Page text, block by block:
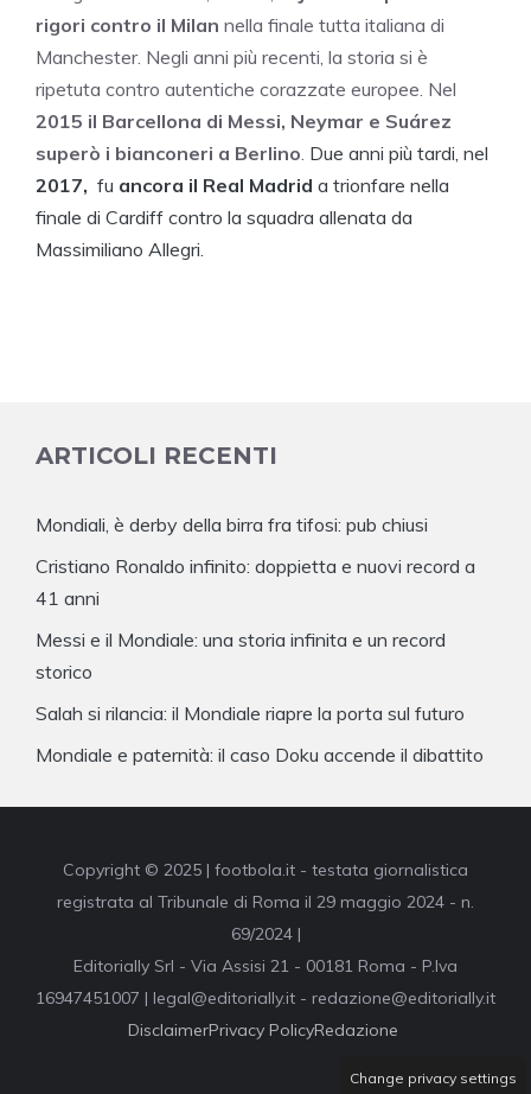
rigori contro il Milan nella finale tutta italiana di
Manchester. Negli anni più recenti, la storia si è
ripetuta contro autentiche corazzate europee. Nel
2015 il Barcellona di Messi, Neymar e Suárez
superò i bianconeri a Berlino Due anni più tardi, nel
2017, fu ancora il Real Madrid a trionfare nella
finale di Cardiff contro la squadra allenata da
Massimiliano Allegri.
ARTICOLI RECENTI
Mondiali, è derby della birra fra tifosi: pub chiusi
Cristiano Ronaldo infinito: doppietta e nuovi record a
41 anni
Messi e il Mondiale: una storia infinita e un record
storico
Salah si rilancia: il Mondiale riapre la porta sul futuro
Mondiale e paternità: il caso Doku accende il dibattito
Copyright © 2025 | footbola.it - testata giornalistica
registrata al Tribunale di Roma il 29 maggio 2024 - n.
69/2024 |
Editorially Srl - Via Assisi 21 - 00181 Roma - P.Iva
16947451007 | legal@editorially.it - redazione@editorially.it
DisclaimerPrivacy PolicyRedazione
Change privacy settings